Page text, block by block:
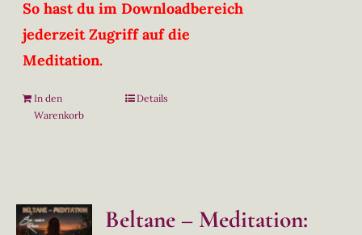
So hast du im Downloadbereich
jederzeit Zugriff auf die
Meditation.
In den
Warenkorb
Details
Beltane – Meditation: